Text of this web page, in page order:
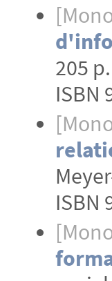
205 p.
ISBN
ISBN